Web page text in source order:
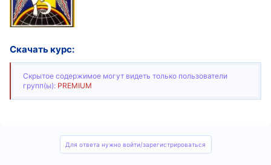
Скачать курс:
Скрытое содержимое могут видеть только пользователи
групп(ы): PREMIUM
Для ответа нужно войти/зарегистрироваться